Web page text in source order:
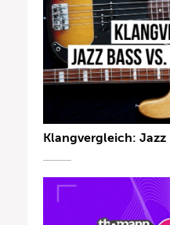
Klangvergleich: Jazz